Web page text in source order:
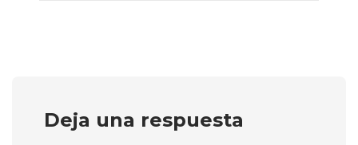
Deja una respuesta